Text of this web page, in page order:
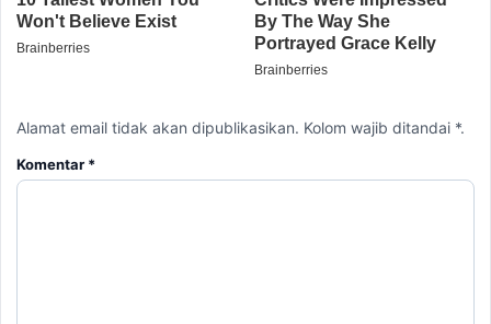
Alamat email tidak akan dipublikasikan. Kolom wajib ditandai *.
Komentar *